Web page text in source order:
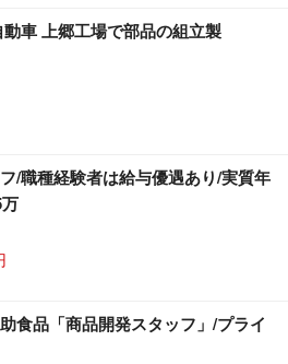
車 上郷工場で部品の組立製
/職種経験者は給与優遇あり/実質年
食品「商品開発スタッフ」/プライ